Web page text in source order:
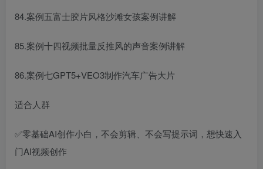
84.案例五富士胶片风格沙滩女孩案例讲解
85.案例十四视频批量反推风的声音案例讲解
86.案例七GPT5+VEO3制作汽车广告大片
适合人群
✅零基础AI创作小白，不会剪辑、不会写提示词，想快速入
门AI视频创作